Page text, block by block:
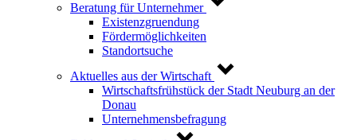
Beratung für Unternehmer
Existenzgruendung
Fördermöglichkeiten
Standortsuche
Aktuelles aus der Wirtschaft
Wirtschaftsfrühstück der Stadt Neuburg an der
Donau
Unternehmensbefragung